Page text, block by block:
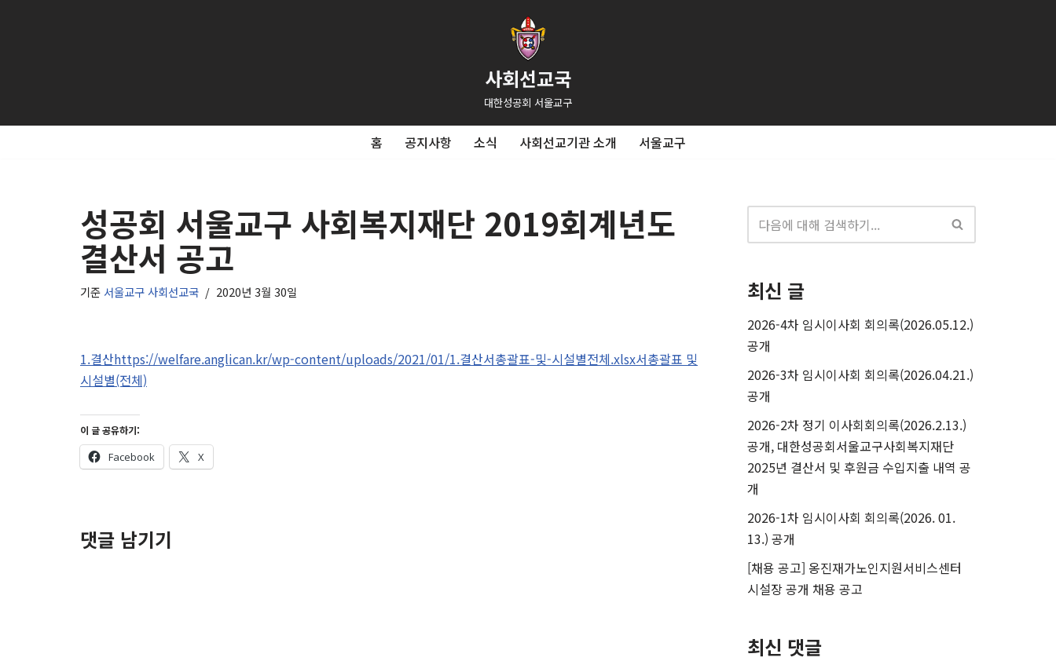
건
사회선교국
대한성공회 서울교구
홈 공지사항 소식 사회선교기관 소개 서울교구
성공회 서울교구 사회복지재단 2019회계년도
결산서 공고
기준 서울교구 사회선교국 2020년 3월 30일
1.결산https://welfare.anglican.kr/wp-content/uploads/2021/01/1.결산서총괄표-및-시설별전체.xlsx서총괄표 및
시설별(전체)
이 글 공유하기:
Facebook X
댓글 남기기
최신 글
2026-4차 임시이사회 회의록(2026.05.12.)
공개
2026-3차 임시이사회 회의록(2026.04.21.)
공개
2026-2차 정기 이사회회의록(2026.2.13.)
공개, 대한성공회서울교구사회복지재단
2025년 결산서 및 후원금 수입지출 내역 공
개
2026-1차 임시이사회 회의록(2026. 01.
13.) 공개
[채용 공고] 옹진재가노인지원서비스센터
시설장 공개 채용 공고
최신 댓글